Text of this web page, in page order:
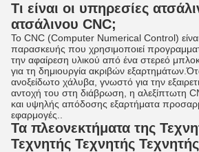
Τι είναι οι υπηρεσίες
ατσάλινου CNC;
Το CNC (Computer Numerical Control) είναι
παρασκευής που χρησιμοποιεί
την αφαίρεση υλικού από ένα στερεό
για τη δημιουργία ακριβών
ανοξείδωτο χάλυβα, γνωστό για την
αντοχή του στη διάβρωση, η αλεξίπτωτη
και υψηλής απόδοσης εξαρτήματα
εφαρμογές..
Τα πλεονεκτήματα της
Τεχνητής Τεχνητής